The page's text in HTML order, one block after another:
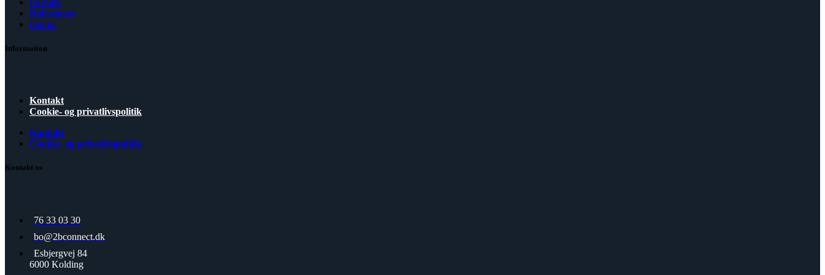
Referencer
Om os
Information
Kontakt
Cookie- og privatlivspolitik
Kontakt
Cookie- og privatlivspolitik
Kontakt os
76 33 03 30
bo@2bconnect.dk
Esbjergvej 84
6000 Kolding